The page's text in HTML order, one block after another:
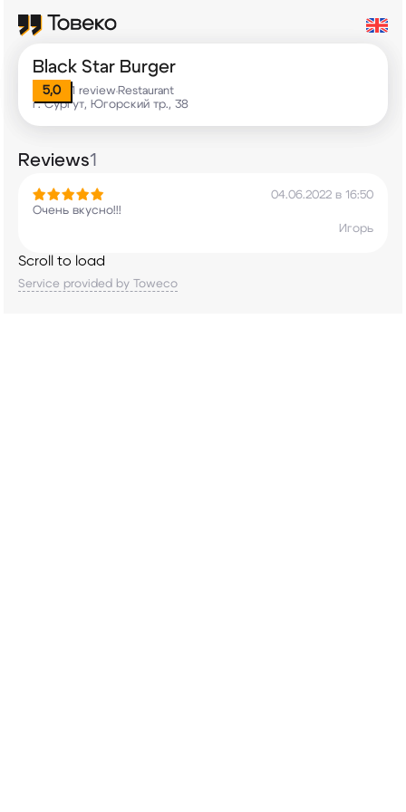
Black Star Burger
5,0 1 review•Restaurant
г. Сургут, Югорский тр., 38
Reviews1
04.06.2022 в 16:50
Очень вкусно!!!
Игорь
Scroll to load
Service provided by Toweco